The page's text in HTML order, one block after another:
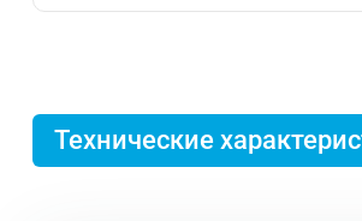
Технические